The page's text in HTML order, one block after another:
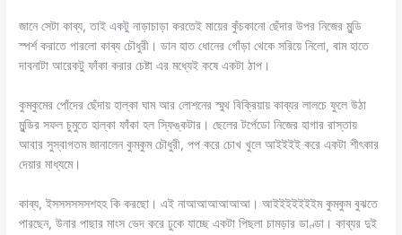
জানে সেটা কাব্য, তাই একটু নাড়াচাড়া করতেই মায়ের কুঁচকানো ছেঁদার উপর নিজের মুন্ডি
স্পর্শ করাতে পারলো কাব্য চৌধুরী। ডান হাত ধোনের গোঁড়া থেকে সরিয়ে নিলো, বাম হাতে
দাবনাটা আরেকটু ফাঁকা করার চেষ্টা এর মধ্যেই কষে একটা ঠাপ।
কুমকুমের পোঁদের ছেঁদায় হাল্কা ঘাম আর লোশনের স্মুথ বিক্রিয়ায় কাব্যর লালচে ফুলে উঠা
মুন্ডির সফল চুমুতে হাল্কা ফাঁকা হল স্ফিঙ্কটার। ছেলের টর্পেডো নিজের হাগার রাস্তায়
আবার সুস্বাগতম জানালেন কুমকুম চৌধুরী, পপ করে চোখ খুলে আইইইই করে একটা শীৎকার
দেয়ার মাধ্যমে।
কাব্য, ইসসসসসসশহহ কি করছো। এই নাআআআআআআ। আইইইইইইইম কুমকুম বুঝতে
পারছেন, উনার পাছার মাংস ভেদ করে ঢুকে যাচ্ছে একটা পিছলা চামড়ার ডাণ্ডা। কাব্যর দুই